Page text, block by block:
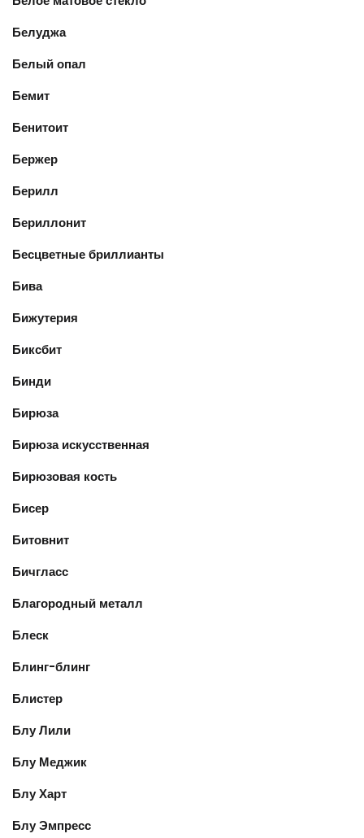
Белуджа
Белый опал
Бемит
Бенитоит
Бержер
Берилл
Бериллонит
Бесцветные бриллианты
Бива
Бижутерия
Биксбит
Бинди
Бирюза
Бирюза искусственная
Бирюзовая кость
Бисер
Битовнит
Бичгласс
Благородный металл
Блеск
Блинг-блинг
Блистер
Блу Лили
Блу Меджик
Блу Харт
Блу Эмпресс